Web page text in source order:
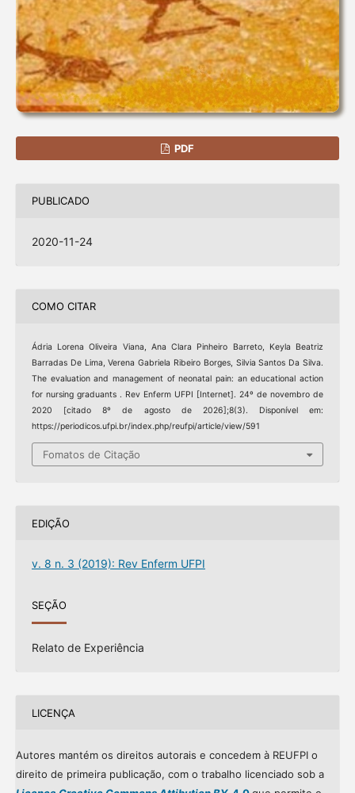
PDF
PUBLICADO
2020-11-24
COMO CITAR
Ádria Lorena Oliveira Viana, Ana Clara Pinheiro Barreto, Keyla Beatriz
Barradas De Lima, Verena Gabriela Ribeiro Borges, Silvia Santos Da Silva.
The evaluation and management of neonatal pain: an educational action
for nursing graduants . Rev Enferm UFPI [Internet]. 24º de novembro de
2020 [citado 8º de agosto de 2026];8(3). Disponível em:
https://periodicos.ufpi.br/index.php/reufpi/article/view/591
Fomatos de Citação
EDIÇÃO
v. 8 n. 3 (2019): Rev Enferm UFPI
SEÇÃO
Relato de Experiência
LICENÇA
Autores mantém os direitos autorais e concedem à REUFPI o
direito de primeira publicação, com o trabalho licenciado sob a